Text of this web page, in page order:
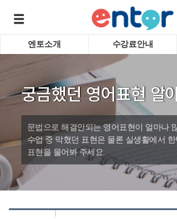
학습도우미 G1
바로가기
엔토소개 수강료안내
궁금했던 영어표현 알
문법으로 해결안되는 영어표현이 얼마나
수업 중 막혔던 표현은 물론 실생활에서
표현을 물어봐 주세요.